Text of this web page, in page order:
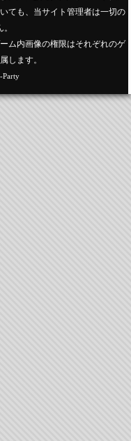
ても、当サイト管理者は一切の
ム内画像の権限はそれぞれのゲ
します。
Party